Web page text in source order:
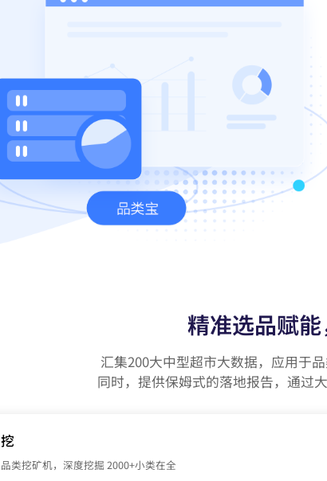
精准选品赋
汇集200大中型超市大数据，应用于
同时，提供保姆式的落地报告，通过
挖
品类挖矿机，深度挖掘 2000+小类在全